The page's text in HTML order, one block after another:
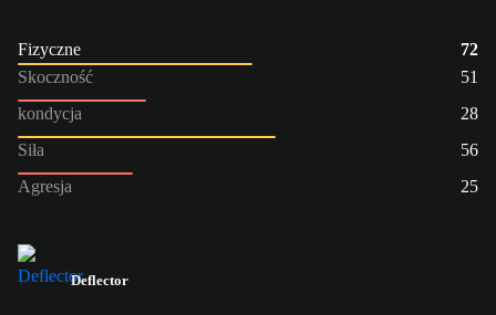
Fizyczne
72
Skoczność
51
kondycja
28
Siła
56
Agresja
25
Deflector